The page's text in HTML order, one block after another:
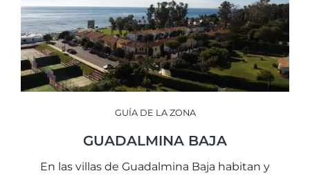
GUÍA DE LA ZONA
GUADALMINA BAJA
En las villas de Guadalmina Baja habitan y